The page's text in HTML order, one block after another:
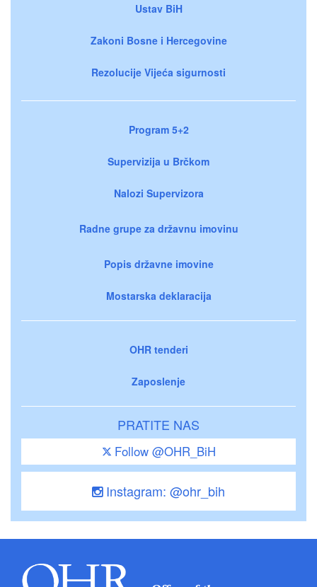
Ustav BiH
Zakoni Bosne i Hercegovine
Rezolucije Vijeća sigurnosti
Program 5+2
Supervizija u Brčkom
Nalozi Supervizora
Radne grupe za državnu imovinu
Popis državne imovine
Mostarska deklaracija
OHR tenderi
Zaposlenje
PRATITE NAS
Follow @OHR_BiH
Instagram: @ohr_bih